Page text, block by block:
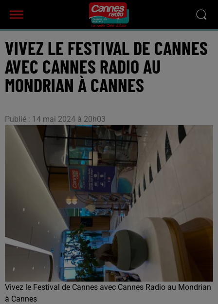
VIVEZ LE FESTIVAL DE CANNES
AVEC CANNES RADIO AU
MONDRIAN À CANNES
Publié : 14 mai 2024 à 20h03
Vivez le Festival de Cannes avec Cannes Radio au Mondrian
à Cannes